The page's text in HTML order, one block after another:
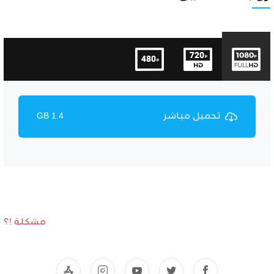
تحميل مباشر 1.4 GB
مشكلة !؟